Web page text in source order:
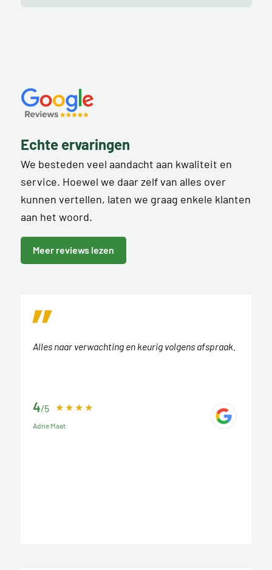
Echte ervaringen
We besteden veel aandacht aan kwaliteit en
service. Hoewel we daar zelf van alles over
kunnen vertellen, laten we graag enkele klanten
aan het woord.
Meer reviews lezen
Alles naar verwachting en keurig volgens afspraak.
4/5
Adrie Maat